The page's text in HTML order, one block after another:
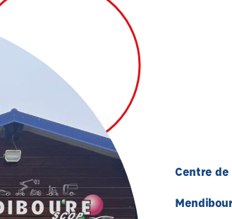
Centre